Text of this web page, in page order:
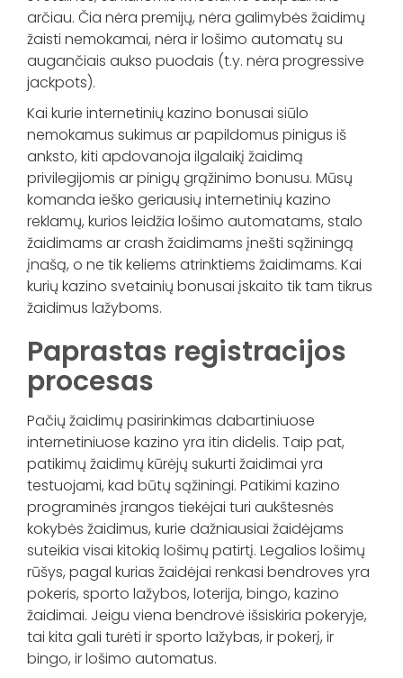
arčiau. Čia nėra premijų, nėra galimybės žaidimų
žaisti nemokamai, nėra ir lošimo automatų su
augančiais aukso puodais (t.y. nėra progressive
jackpots).
Kai kurie internetinių kazino bonusai siūlo
nemokamus sukimus ar papildomus pinigus iš
anksto, kiti apdovanoja ilgalaikį žaidimą
privilegijomis ar pinigų grąžinimo bonusu. Mūsų
komanda ieško geriausių internetinių kazino
reklamų, kurios leidžia lošimo automatams, stalo
žaidimams ar crash žaidimams įnešti sąžiningą
įnašą, o ne tik keliems atrinktiems žaidimams. Kai
kurių kazino svetainių bonusai įskaito tik tam tikrus
žaidimus lažyboms.
Paprastas registracijos
procesas
Pačių žaidimų pasirinkimas dabartiniuose
internetiniuose kazino yra itin didelis. Taip pat,
patikimų žaidimų kūrėjų sukurti žaidimai yra
testuojami, kad būtų sąžiningi. Patikimi kazino
programinės įrangos tiekėjai turi aukštesnės
kokybės žaidimus, kurie dažniausiai žaidėjams
suteikia visai kitokią lošimų patirtį. Legalios lošimų
rūšys, pagal kurias žaidėjai renkasi bendroves yra
pokeris, sporto lažybos, loterija, bingo, kazino
žaidimai. Jeigu viena bendrovė išsiskiria pokeryje,
tai kita gali turėti ir sporto lažybas, ir pokerį, ir
bingo, ir lošimo automatus.